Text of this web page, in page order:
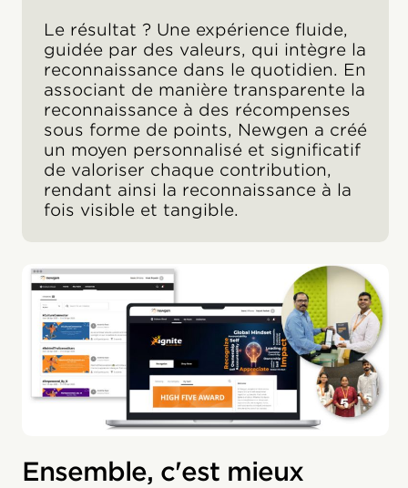
Le résultat ? Une expérience fluide,
guidée par des valeurs, qui intègre la
reconnaissance dans le quotidien. En
associant de manière transparente la
reconnaissance à des récompenses
sous forme de points, Newgen a créé
un moyen personnalisé et significatif
de valoriser chaque contribution,
rendant ainsi la reconnaissance à la
fois visible et tangible.
Ensemble, c'est mieux